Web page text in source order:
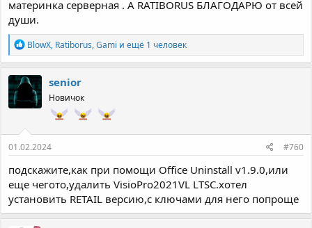
материнка серверная . А RATIBORUS БЛАГОДАРЮ от всей
души.
Р
е
а
к
ц
и
и
BlowX, Ratiborus,Gami и ещё 1 человек
senior
Новичок
01.02.2024 #760
подскажите,как при помощи Office Uninstall v1.9.0,или
еще чегото,удалить VisioPro2021VL LTSC.хотел
установить RETAIL версию,с ключами для него попроще